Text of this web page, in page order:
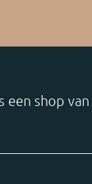
een shop van